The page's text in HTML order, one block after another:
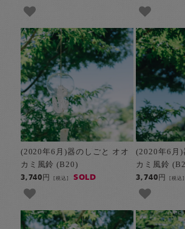
(2020年6月)器のしごと オオ
カミ風鈴 (B20)
3,740円[税込] SOLD
(2020年6月)
カミ風鈴
3,740円 [税込]